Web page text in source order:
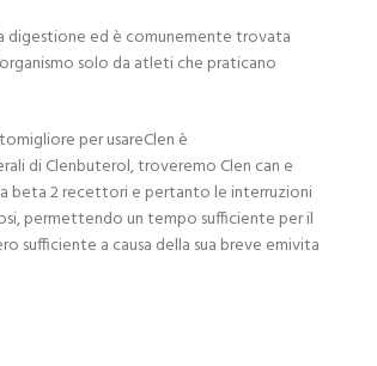
digestione ed è comunemente trovata
solo da atleti che praticano
per usareClen è
di Clenbuterol, troveremo Clen can e
beta 2 recettori e pertanto le interruzioni
permettendo un tempo sufficiente per il
sufficiente a causa della sua breve emivita